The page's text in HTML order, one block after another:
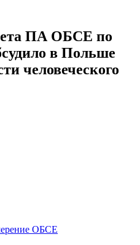
ПА ОБСЕ по
в Польше
человеческого
ОБСЕ